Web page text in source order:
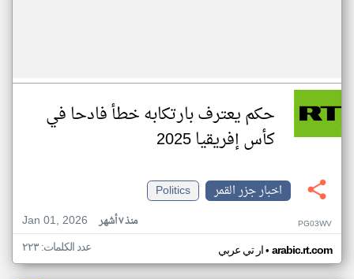
حكم يعترف بارتكابه خطأ فادحا في
كأس إفريقيا 2025
اخبار جزر القمر
Politics
Jan 01, 2026
منذ ٧ أشهر PG03WV
ار تي عربي• arabic.rt.com عدد الكلمات: ٢٢٣